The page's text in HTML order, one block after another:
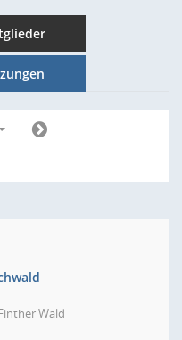
Wald